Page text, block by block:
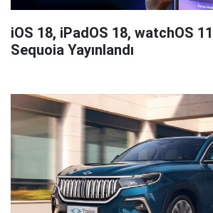
iOS 18, iPadOS 18, watchOS
Sequoia Yayınlandı